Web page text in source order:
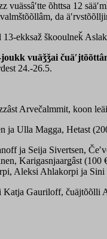
vuässâʹtte õhttsa 12
da
ekksaž škooulneǩ
vuäǯǯai
24.-26.5.
Arvečalmmit, koon
ja Ulla Magga, Hetast
ja Seija Sivertsen,
Karigasnjaarǥâst (100
Aleksi Ahlakorpi ja Sini
Katja Gauriloff,